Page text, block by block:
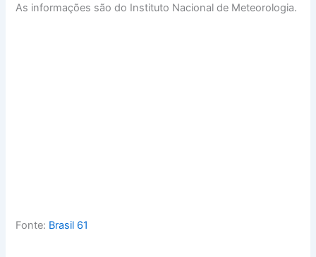
As informações são do Instituto Nacional de Meteorologia.
Fonte: Brasil 61